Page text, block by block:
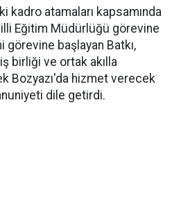
kadro atamaları kapsamında
Eğitim Müdürlüğü görevine
görevine başlayan Batkı,
birliği ve ortak akılla
Bozyazı'da hizmet verecek
dile getirdi.